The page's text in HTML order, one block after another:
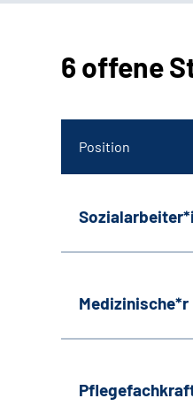
6 offene
Position